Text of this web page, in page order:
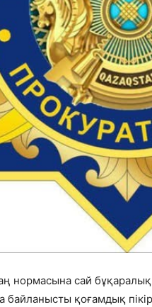
нормасына сай
байланысты қоғамдық